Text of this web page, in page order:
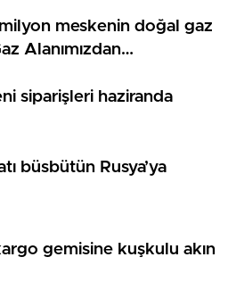
meskenin doğal gaz
Alanımızdan
siparişleri haziranda
büsbütün Rusya’ya
gemisine kuşkulu akın